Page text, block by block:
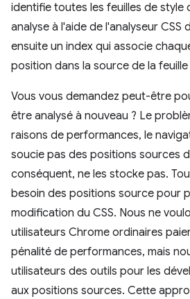
identifie toutes les feuilles de style
analyse à l'aide de l'analyseur CSS
ensuite un index qui associe
position dans la source de la
Vous vous demandez peut-être
être analysé à nouveau ? Le
raisons de performances, le
soucie pas des positions sources
conséquent, ne les stocke pas.
besoin des positions source pour
modification du CSS. Nous ne
utilisateurs Chrome ordinaires
pénalité de performances, mais
utilisateurs des outils pour les
aux positions sources. Cette